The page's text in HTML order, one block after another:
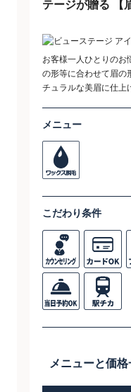
テージが贈る ​【
お客様一人ひとりのお
の形等に合わせて眉の
チュラルな美眉に仕上
メニュー
こだわり条件
メニューと価格